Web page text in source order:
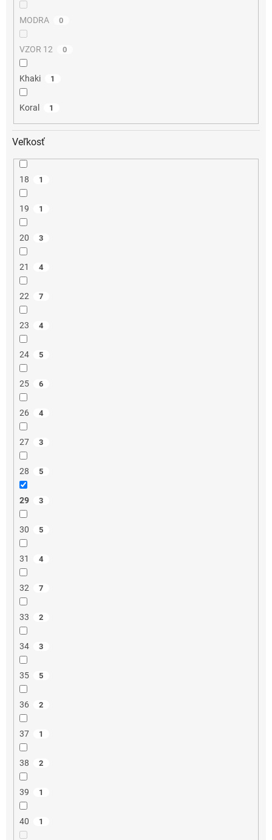
MODRA 0
VZOR 12 0
Khaki 1
Koral 1
Veľkosť
18 1
19 1
20 3
21 4
22 7
23 4
24 5
25 6
26 4
27 3
28 5
29 3
30 5
31 4
32 7
33 2
34 3
35 5
36 2
37 1
38 2
39 1
40 1